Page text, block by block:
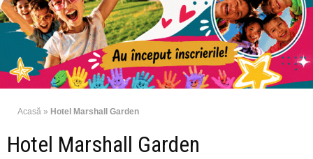
Acasă » Hotel Marshall Garden
Hotel Marshall Garden